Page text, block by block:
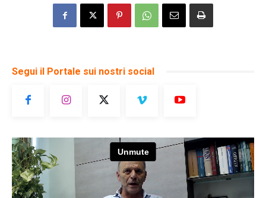
Segui il Portale sui nostri social